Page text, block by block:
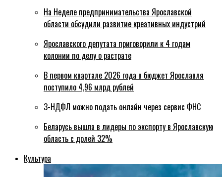
На Неделе предпринимательства Ярославской
области обсудили развитие креативных индустрий
Ярославского депутата приговорили к 4 годам
колонии по делу о растрате
В первом квартале 2026 года в бюджет Ярославля
поступило 4,96 млрд рублей
3-НДФЛ можно подать онлайн через сервис ФНС
Беларусь вышла в лидеры по экспорту в Ярославскую
область с долей 32%
Культура